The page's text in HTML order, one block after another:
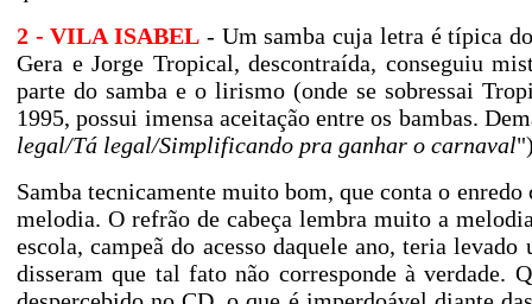
2 - VILA ISABEL - Um samba cuja letra é típica
Gera e Jorge Tropical, descontraída, conseguiu
parte do samba e o lirismo (onde se sobressai
1995, possui imensa aceitação entre os bambas.
legal/Tá legal/Simplificando pra ganhar o carnaval
Samba tecnicamente muito bom, que conta o
melodia. O refrão de cabeça lembra muito a
escola, campeã do acesso daquele ano, teria
disseram que tal fato não corresponde à verdade.